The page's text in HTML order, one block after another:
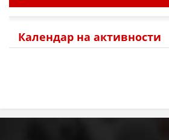
Календар на активности